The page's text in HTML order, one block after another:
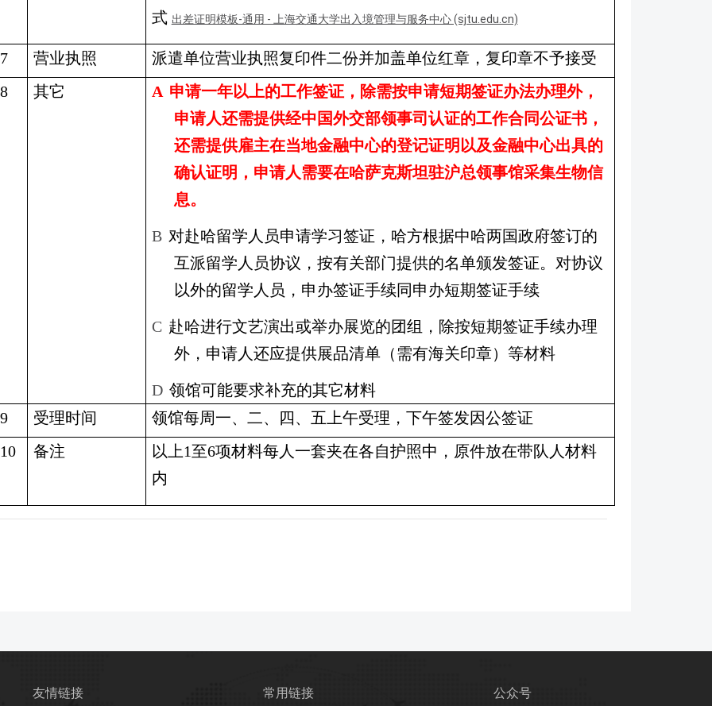
式 出差证明模板-通用 - 上海交通大学出入境管理与服务中心 (sjtu.edu.cn)
7 营业执照
派遣单位营业执照复印件二份并加盖单位红章，复印章不予接受
8
其它 A 申请一年以上的工作签证，除需按申请短期签证办法办理外，
申请人还需提供经中国外交部领事司认证的工作合同公证书，
还需提供雇主在当地金融中心的登记证明以及金融中心出具的
确认证明，申请人需要在哈萨克斯坦驻沪总领事馆采集生物信
息。
B 对赴哈留学人员申请学习签证，哈方根据中哈两国政府签订的
互派留学人员协议，按有关部门提供的名单颁发签证。对协议
以外的留学人员，申办签证手续同申办短期签证手续
C 赴哈进行文艺演出或举办展览的团组，除按短期签证手续办理
外，申请人还应提供展品清单（需有海关印章）等材料
D 领馆可能要求补充的其它材料
9
受理时间
领馆每周一、二、四、五上午受理，下午签发因公签证
10
备注 以上1至6项材料每人一套夹在各自护照中，原件放在带队人材料
内
友情链接 常用链接 公众号